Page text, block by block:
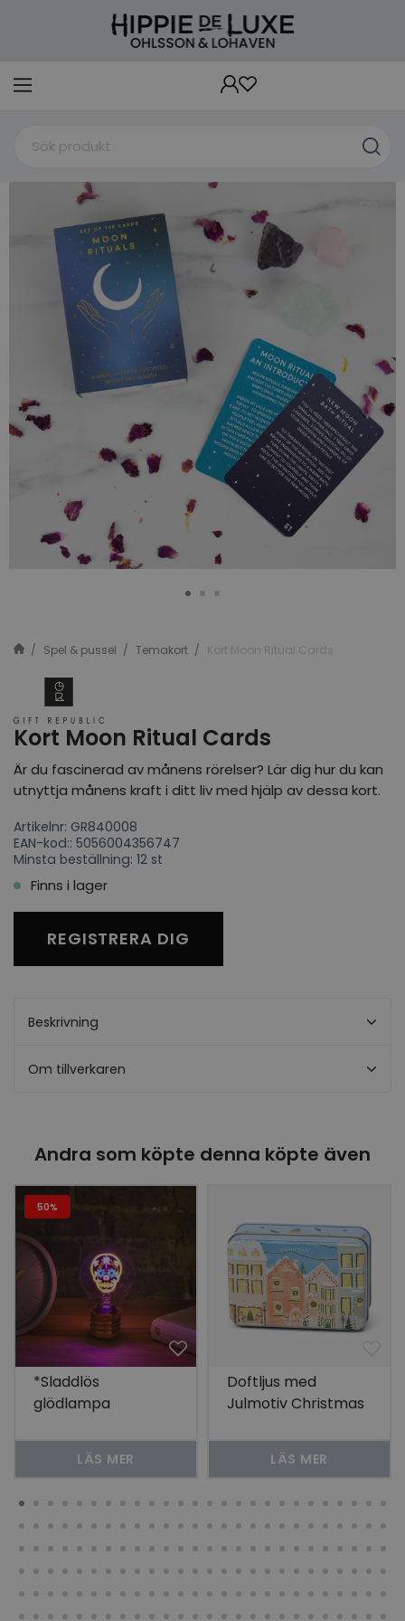
Spel & pussel Temakort Kort Moon Ritual Cards
Kort Moon Ritual Cards
Är du fascinerad av månens rörelser? Lär dig hur du kan
utnyttja månens kraft i ditt liv med hjälp av dessa kort.
Artikelnr: GR840008
EAN-kod:: 5056004356747
Minsta beställning: 12 st
Finns i lager
REGISTRERA DIG
Beskrivning
Om tillverkaren
Andra som köpte denna köpte även
50%
*Sladdlös
glödlampa
LÄS MER
Doftljus med
Julmotiv Christmas
Gingerbread &
VanillaLÄS MER